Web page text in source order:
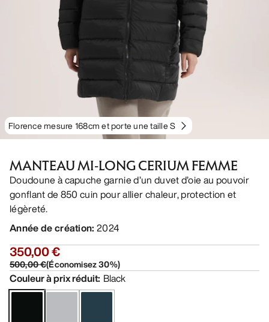
Florence mesure 168cm et porte une taille S
MANTEAU MI-LONG CERIUM FEMME
Doudoune à capuche garnie d’un duvet d’oie au pouvoir
gonflant de 850 cuin pour allier chaleur, protection et
légèreté.
Année de création: 2024
350,00 €
500,00 €(Économisez30%)
Couleur à prix réduit: Black